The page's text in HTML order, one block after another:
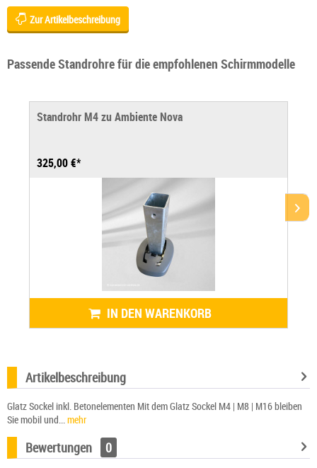
Zur Artikelbeschreibung
Passende Standrohre für die empfohlenen Schirmmodelle
Standrohr M4 zu Ambiente Nova
325,00 €*
IN DEN WARENKORB
Artikelbeschreibung
Glatz Sockel inkl. Betonelementen Mit dem Glatz Sockel M4 | M8 | M16 bleiben
Sie mobil und...
mehr
Bewertungen 0